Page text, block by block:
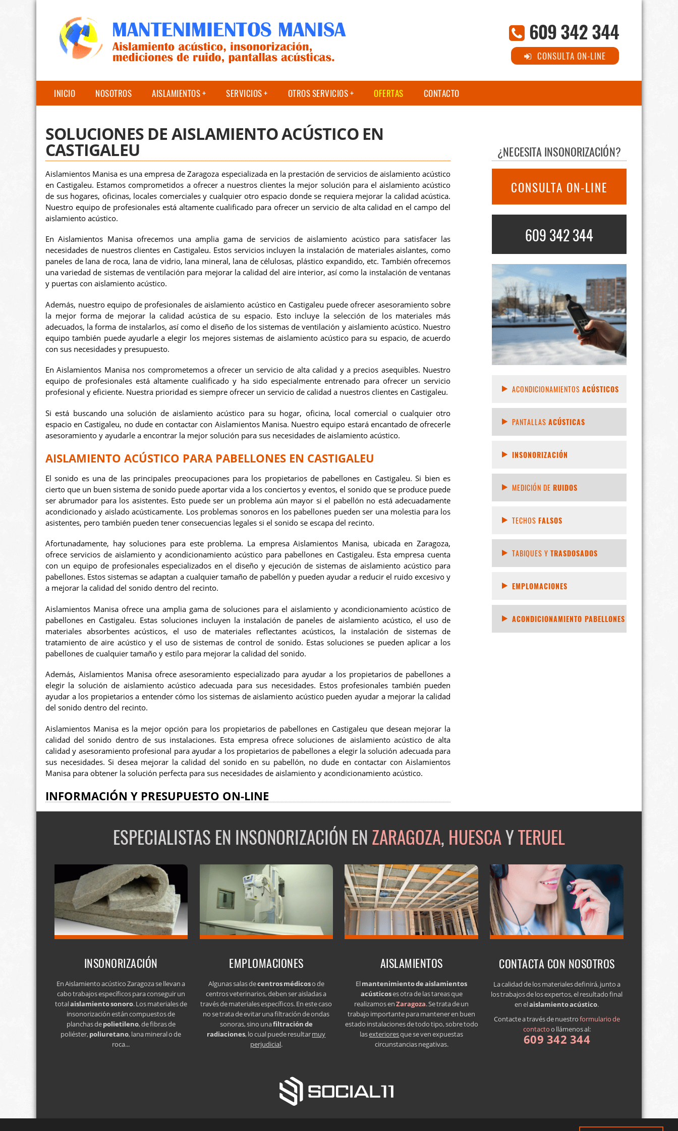
609 342 344
CONSULTA ON-LINE
INICIO NOSOTROS AISLAMIENTOS SERVICIOS OTROS SERVICIOS OFERTAS CONTACTO
SOLUCIONES DE AISLAMIENTO ACÚSTICO EN
CASTIGALEU
Aislamientos Manisa es una empresa de Zaragoza especializada en la prestación de servicios de aislamiento acústico
en Castigaleu. Estamos comprometidos a ofrecer a nuestros clientes la mejor solución para el aislamiento acústico
de sus hogares, oficinas, locales comerciales y cualquier otro espacio donde se requiera mejorar la calidad acústica.
Nuestro equipo de profesionales está altamente cualificado para ofrecer un servicio de alta calidad en el campo del
aislamiento acústico.
En Aislamientos Manisa ofrecemos una amplia gama de servicios de aislamiento acústico para satisfacer las
necesidades de nuestros clientes en Castigaleu. Estos servicios incluyen la instalación de materiales aislantes, como
paneles de lana de roca, lana de vidrio, lana mineral, lana de célulosas, plástico expandido, etc. También ofrecemos
una variedad de sistemas de ventilación para mejorar la calidad del aire interior, así como la instalación de ventanas
y puertas con aislamiento acústico.
Además, nuestro equipo de profesionales de aislamiento acústico en Castigaleu puede ofrecer asesoramiento sobre
la mejor forma de mejorar la calidad acústica de su espacio. Esto incluye la selección de los materiales más
adecuados, la forma de instalarlos, así como el diseño de los sistemas de ventilación y aislamiento acústico. Nuestro
equipo también puede ayudarle a elegir los mejores sistemas de aislamiento acústico para su espacio, de acuerdo
con sus necesidades y presupuesto.
En Aislamientos Manisa nos comprometemos a ofrecer un servicio de alta calidad y a precios asequibles. Nuestro
equipo de profesionales está altamente cualificado y ha sido especialmente entrenado para ofrecer un servicio
profesional y eficiente. Nuestra prioridad es siempre ofrecer un servicio de calidad a nuestros clientes en Castigaleu.
Si está buscando una solución de aislamiento acústico para su hogar, oficina, local comercial o cualquier otro
espacio en Castigaleu, no dude en contactar con Aislamientos Manisa. Nuestro equipo estará encantado de ofrecerle
asesoramiento y ayudarle a encontrar la mejor solución para sus necesidades de aislamiento acústico.
AISLAMIENTO ACÚSTICO PARA PABELLONES EN CASTIGALEU
El sonido es una de las principales preocupaciones para los propietarios de pabellones en Castigaleu. Si bien es
cierto que un buen sistema de sonido puede aportar vida a los conciertos y eventos, el sonido que se produce puede
ser abrumador para los asistentes. Esto puede ser un problema aún mayor si el pabellón no está adecuadamente
acondicionado y aislado acústicamente. Los problemas sonoros en los pabellones pueden ser una molestia para los
asistentes, pero también pueden tener consecuencias legales si el sonido se escapa del recinto.
Afortunadamente, hay soluciones para este problema. La empresa Aislamientos Manisa, ubicada en Zaragoza,
ofrece servicios de aislamiento y acondicionamiento acústico para pabellones en Castigaleu. Esta empresa cuenta
con un equipo de profesionales especializados en el diseño y ejecución de sistemas de aislamiento acústico para
pabellones. Estos sistemas se adaptan a cualquier tamaño de pabellón y pueden ayudar a reducir el ruido excesivo y
a mejorar la calidad del sonido dentro del recinto.
Aislamientos Manisa ofrece una amplia gama de soluciones para el aislamiento y acondicionamiento acústico de
pabellones en Castigaleu. Estas soluciones incluyen la instalación de paneles de aislamiento acústico, el uso de
materiales absorbentes acústicos, el uso de materiales reflectantes acústicos, la instalación de sistemas de
tratamiento de aire acústico y el uso de sistemas de control de sonido. Estas soluciones se pueden aplicar a los
pabellones de cualquier tamaño y estilo para mejorar la calidad del sonido.
Además, Aislamientos Manisa ofrece asesoramiento especializado para ayudar a los propietarios de pabellones a
elegir la solución de aislamiento acústico adecuada para sus necesidades. Estos profesionales también pueden
ayudar a los propietarios a entender cómo los sistemas de aislamiento acústico pueden ayudar a mejorar la calidad
del sonido dentro del recinto.
Aislamientos Manisa es la mejor opción para los propietarios de pabellones en Castigaleu que desean mejorar la
calidad del sonido dentro de sus instalaciones. Esta empresa ofrece soluciones de aislamiento acústico de alta
calidad y asesoramiento profesional para ayudar a los propietarios de pabellones a elegir la solución adecuada para
sus necesidades. Si desea mejorar la calidad del sonido en su pabellón, no dude en contactar con Aislamientos
Manisa para obtener la solución perfecta para sus necesidades de aislamiento y acondicionamiento acústico.
INFORMACIÓN Y PRESUPUESTO ON-LINE
¿NECESITA INSONORIZACIÓN?
CONSULTA ON-LINE
609 342 344
ACONDICIONAMIENTOS ACÚSTICOS
PANTALLAS ACÚSTICAS
INSONORIZACIÓN
MEDICIÓN DE RUIDOS
TECHOS FALSOS
TABIQUES Y TRASDOSADOS
EMPLOMACIONES
ACONDICIONAMIENTO PABELLONES
ESPECIALISTAS EN INSONORIZACIÓN ENZARAGOZA, HUESCAYTERUEL
INSONORIZACIÓN
En Aislamiento acústico Zaragoza se llevan a
cabo trabajos específicos para conseguir un
totalaislamiento sonoro. Los materiales de
insonorización están compuestos de
planchas depolietileno, de fibras de
poliéster,poliuretano, lana mineral o de
roca...
EMPLOMACIONES
Algunas salas decentros médicoso de
centros veterinarios, deben ser aisladas a
través de materiales específicos. En este caso
no se trata de evitar una filtración de ondas
sonoras, sino unafiltración de
radiaciones, lo cual puede resultarmuy
perjudicial.
AISLAMIENTOS
Elmantenimiento de aislamientos
acústicoses otra de las tareas que
realizamos enZaragoza. Se trata de un
trabajo importante para mantener en buen
estado instalaciones de todo tipo, sobre todo
lasexterioresque se ven expuestas
circunstancias negativas.
CONTACTA CON NOSOTROS
La calidad de los materiales definirá, junto a
los trabajos de los expertos, el resultado final
en elaislamiento acústico.
Contacte a través de nuestroformulario de
contactoo llámenos al:
609 342 344